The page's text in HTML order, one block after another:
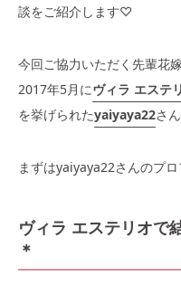
談をご紹介します♡
今回ご協力いただく先輩花嫁
2017年5月にヴィラ エステ
を挙げられたyaiyaya22さ
まずはyaiyaya22さんのプ
ヴィラ エステリオで
＊